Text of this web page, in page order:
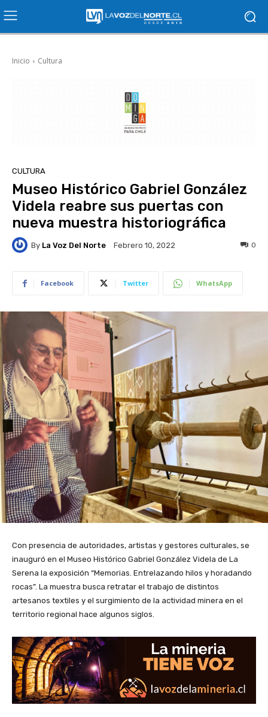
Inicio Cultura
CULTURA
Museo Histórico Gabriel González
Videla reabre sus puertas con
nueva muestra historiográfica
By La Voz Del Norte Febrero 10, 2022 0
Facebook Twitter WhatsApp
Con presencia de autoridades, artistas y gestores culturales, se
inauguró en el Museo Histórico Gabriel González Videla de La
Serena la exposición “Memorias. Entrelazando hilos y horadando
rocas”. La muestra busca retratar el trabajo de distintos
artesanos textiles y el surgimiento de la actividad minera en el
territorio regional hace algunos siglos.